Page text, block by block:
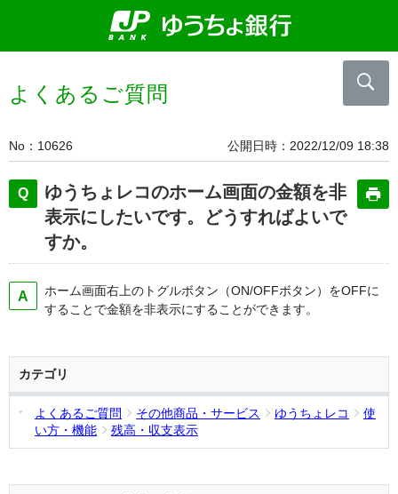
よくあるご質問
No 10626 公開日時 2022/12/09 18:38
ゆうちょレコのホーム画面の金額を非
表示にしたいです。どうすればよいで
すか。
ホーム画面右上のトグルボタン（ON/OFFボタン）をOFFに
することで金額を非表示にすることができます。
カテゴリ
よくあるご質問 その他商品・サービス ゆうちょレコ
使
い方・機能
残高・収支表示